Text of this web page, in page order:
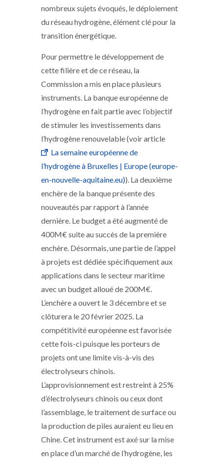
nombreux sujets évoqués, le déploiement
du réseau hydrogène, élément clé pour la
transition énergétique.
Pour permettre le développement de
cette filière et de ce réseau, la
Commission a mis en place plusieurs
instruments. La banque européenne de
l’hydrogène en fait partie avec l’objectif
de stimuler les investissements dans
l’hydrogène renouvelable (voir article
La semaine européenne de
l’hydrogène à Bruxelles | Europe (europe-
en-nouvelle-aquitaine.eu)). La deuxième
enchère de la banque présente des
nouveautés par rapport à l’année
dernière. Le budget a été augmenté de
400M€ suite au succès de la première
enchère. Désormais, une partie de l’appel
à projets est dédiée spécifiquement aux
applications dans le secteur maritime
avec un budget alloué de 200M€.
L’enchère a ouvert le 3 décembre et se
clôturera le 20 février 2025. La
compétitivité européenne est favorisée
cette fois-ci puisque les porteurs de
projets ont une limite vis-à-vis des
électrolyseurs chinois.
L’approvisionnement est restreint à 25%
d’électrolyseurs chinois ou ceux dont
l’assemblage, le traitement de surface ou
la production de piles auraient eu lieu en
Chine. Cet instrument est axé sur la mise
en place d’un marché de l’hydrogène, les